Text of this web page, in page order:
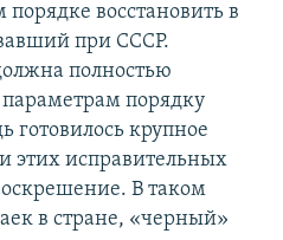
восстановить в
при СССР.
полностью
параметрам порядку
готовилось крупное
этих исправительных
В таком
в стране, «черный»